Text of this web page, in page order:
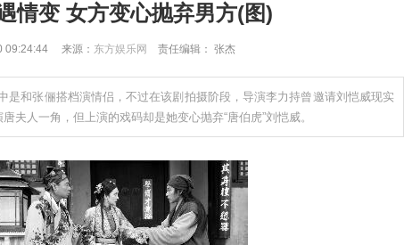
情变 女方变心抛弃男方(图)
09:24:44 来源： 东方娱乐网 责任编辑： 张杰
是和张俪搭档演情侣，不过在该剧拍摄阶段，导演李力持曾邀请刘恺威现实
夫人一角，但上演的戏码却是她变心抛弃“唐伯虎”刘恺威。